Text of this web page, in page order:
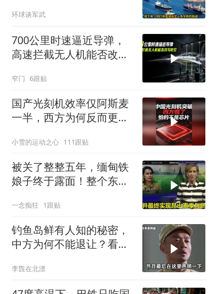
环球谈军武
700公里时速逼近导弹，
高速拦截无人机能否改写
窄门 6跟贴
国产光刻机效率仅阿斯麦
一半，西方为何反而更
小雪的运动之心 111跟贴
被关了整整五年，缅甸铁
娘子终于露面！整个东南
一念痴狂 1跟贴
钓鱼岛鲜有人知的秘密，
中方为何不能退让？看完
李覴在北漂